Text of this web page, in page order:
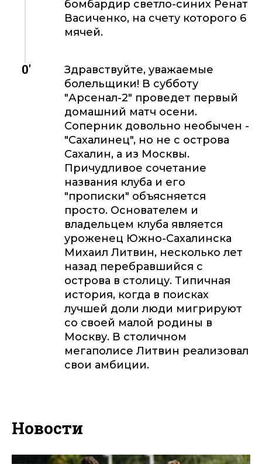
бомбардир светло-синих Ренат
Васиченко, на счету которого 6
мячей.
0'
Здравствуйте, уважаемые
болельщики! В субботу
"Арсенал-2" проведет первый
домашний матч осени.
Соперник довольно необычен -
"Сахалинец", но не с острова
Сахалин, а из Москвы.
Причудливое сочетание
названия клуба и его
"прописки" объясняется
просто. Основателем и
владельцем клуба является
уроженец Южно-Сахалинска
Михаил Литвин, несколько лет
назад перебравшийся с
острова в столицу. Типичная
история, когда в поисках
лучшей доли люди мигрируют
со своей малой родины в
Москву. В столичном
мегаполисе Литвин реализовал
свои амбиции.
Новости